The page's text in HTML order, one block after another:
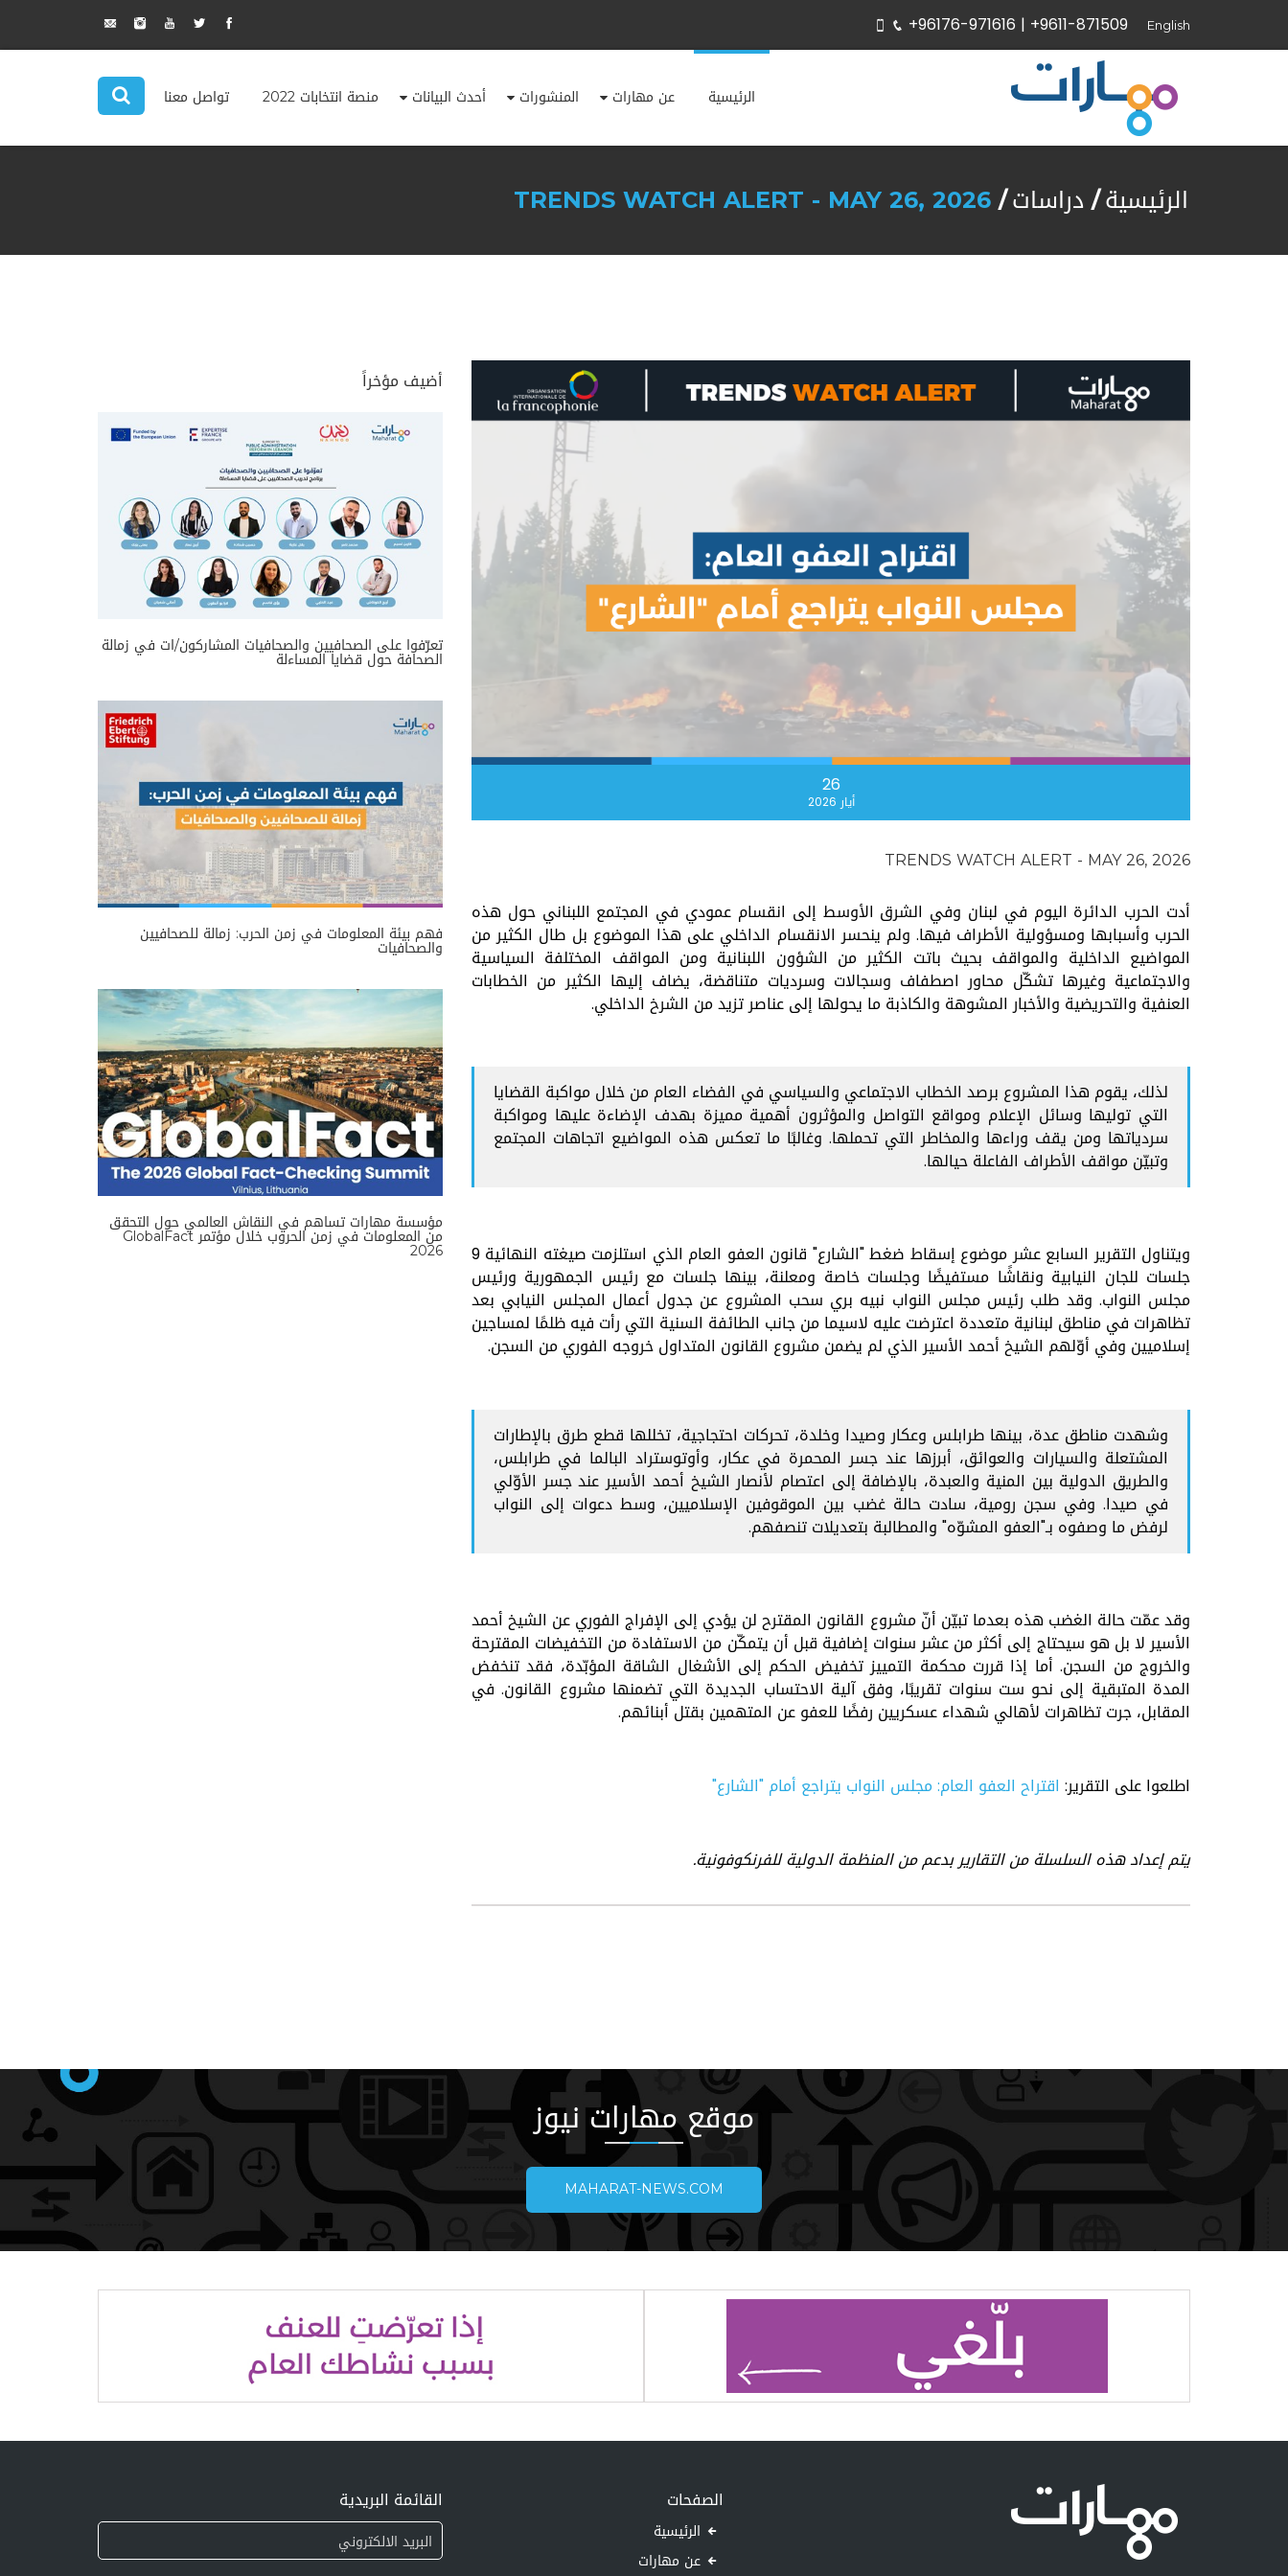
English
+96176-971616 | +9611-871509
الرئيسية عن مهارات المنشورات أحدث البيانات منصة انتخابات 2022 تواصل معنا
الرئيسية دراسات TRENDS WATCH ALERT - MAY 26, 2026
26
أيار 2026
TRENDS WATCH ALERT - MAY 26, 2026
أدت الحرب الدائرة اليوم في لبنان وفي الشرق الأوسط إلى انقسام عمودي في المجتمع اللبناني حول هذه
الحرب وأسبابها ومسؤولية الأطراف فيها. ولم ينحسر الانقسام الداخلي على هذا الموضوع بل طال الكثير من
المواضيع الداخلية والمواقف بحيث باتت الكثير من الشؤون اللبنانية ومن المواقف المختلفة السياسية
والاجتماعية وغيرها تشكّل محاور اصطفاف وسجالات وسرديات متناقضة، يضاف إليها الكثير من الخطابات
العنفية والتحريضية والأخبار المشوهة والكاذبة ما يحولها إلى عناصر تزيد من الشرخ الداخلي.
لذلك، يقوم هذا المشروع برصد الخطاب الاجتماعي والسياسي في الفضاء العام من خلال مواكبة القضايا
التي توليها وسائل الإعلام ومواقع التواصل والمؤثرون أهمية مميزة بهدف الإضاءة عليها ومواكبة
سردياتها ومن يقف وراءها والمخاطر التي تحملها. وغالبًا ما تعكس هذه المواضيع اتجاهات المجتمع
وتبيّن مواقف الأطراف الفاعلة حيالها.
ويتناول التقرير السابع عشر موضوع إ سقاط ضغط "الشارع" قانون العفو العام الذي استلزمت صيغته النهائية 9
جلسات للجان النيابية ونقاشًا مستفيضًا وجلسات خاصة ومعلنة، بينها جلسات مع رئيس الجمهورية ورئيس
مجلس النواب. وقد طلب رئيس مجلس النواب نبيه بري سحب المشروع عن جدول أعمال المجلس النيابي بعد
تظاهرات في مناطق لبنانية متعددة اعترضت عليه لاسيما من جانب الطائفة السنية التي رأت فيه ظلمًا لمساجين
إسلاميين وفي أوّلهم الشيخ أحمد الأسير الذي لم يضمن مشروع القانون المتداول خروجه الفوري من السجن.
وشهدت مناطق عدة، بينها طرابلس وعكار وصيدا وخلدة، تحركات احتجاجية، تخللها قطع طرق بالإطارات
المشتعلة والسيارات والعوائق، أبرزها عند جسر المحمرة في عكار، وأوتوستراد البالما في طرابلس،
والطريق الدولية بين المنية والعبدة، بالإضافة إلى اعتصام لأنصار الشيخ أحمد الأسير عند جسر الأوّلي
في صيدا. وفي سجن رومية، سادت حالة غضب بين الموقوفين الإسلاميين، وسط دعوات إلى النواب
لرفض ما وصفوه بـ"العفو المشوّه" والمطالبة بتعديلات تنصفهم.
وقد عمّت حالة الغضب هذه بعدما تبيّن أنّ مشروع القانون المقترح لن يؤدي إلى الإفراج الفوري عن الشيخ أحمد
الأسير لا بل هو سيحتاج إلى أكثر من عشر سنوات إضافية قبل أن يتمكّن من الاستفادة من التخفيضات المقترحة
والخروج من السجن. أما إذا قررت محكمة التمييز تخفيض الحكم إلى الأشغال الشاقة المؤبّدة، فقد تنخفض
المدة المتبقية إلى نحو ست سنوات تقريبًا، وفق آلية الاحتساب الجديدة التي تضمنها مشروع القانون. في
المقابل، جرت تظاهرات لأهالي شهداء عسكريين رفضًا للعفو عن المتهمين بقتل أبنائهم.
اطلعوا على التقرير: اقتراح العفو العام: مجلس النواب يتراجع أمام "الشارع"
يتم إعداد هذه السلسلة من التقارير بدعم من المنظمة الدولية للفرنكوفونية.
أضيف مؤخراً
تعرّفوا على الصحافيين والصحافيات المشاركون/ات في زمالة
الصحافة حول قضايا المساءلة
فهم بيئة المعلومات في زمن الحرب: زمالة للصحافيين
والصحافيات
مؤسسة مهارات تساهم في النقاش العالمي حول التحقق
من المعلومات في زمن الحروب خلال مؤتمر GlobalFact
2026
موقع مهارات نيوز
MAHARAT-NEWS.COM
الصفحات
الرئيسية
عن مهارات
القائمة البريدية